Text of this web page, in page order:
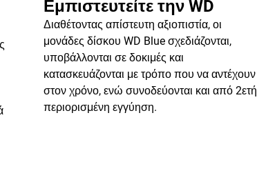
Εμπιστευτείτε την WD
Διαθέτοντας απίστευτη αξιοπιστία, οι
μονάδες δίσκου WD Blue σχεδιάζονται,
υποβάλλονται σε δοκιμές και
κατασκευάζονται με τρόπο που να αντέχουν
στον χρόνο, ενώ συνοδεύονται και από 2ετή
περιορισμένη εγγύηση.